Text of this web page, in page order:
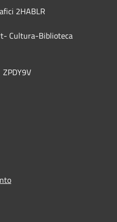
2HABLR
Cultura-Biblioteca